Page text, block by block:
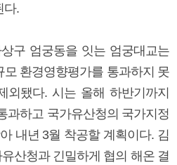
다.
구 엄궁동을 잇는 엄궁대교는
환경영향평가를 통과하지 못
외됐다. 시는 올해 하반기까지
과하고 국가유산청의 국가지정
내년 3월 착공할 계획이다. 김
산청과 긴밀하게 협의 해온 결